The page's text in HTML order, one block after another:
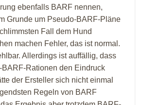
ebenfalls BARF nennen,
Grunde um Pseudo-BARF-Pläne
Fall dem Hund
machen Fehler, das ist normal.
Allerdings ist auffällig, dass
Rationen den Eindruck
der Ersteller sich nicht einmal
Regeln von BARF